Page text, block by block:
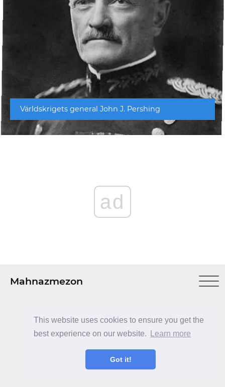
This website uses cookies to ensure you get the
best experience on our website.
Learn more
Got it!
Världskrigets general John J. Pershing
ad
Mahnazmezon
ad